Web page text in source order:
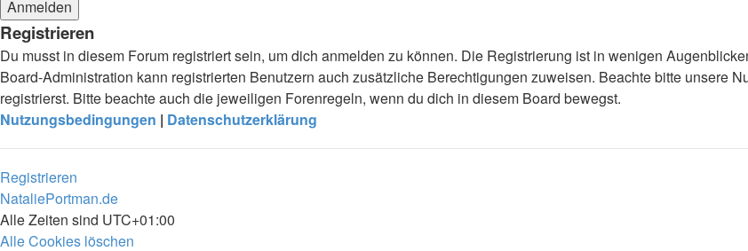
Registrieren
Du musst in diesem Forum registriert sein, um dich anmelden zu können. Die Registrierung ist in wenigen
Board-Administration kann registrierten Benutzern auch zusätzliche Berechtigungen zuweisen. Beachte bitte unsere
registrierst. Bitte beachte auch die jeweiligen Forenregeln, wenn du dich in diesem Board bewegst.
Nutzungsbedingungen | Datenschutzerklärung
Registrieren
NataliePortman.de
Alle Zeiten sind UTC+01:00
Alle Cookies löschen